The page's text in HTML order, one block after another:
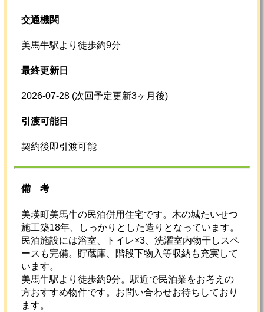
交通機関
美馬牛駅より徒歩約9分
最終更新日
2026-07-28 (次回予定更新3ヶ月後)
引渡可能日
契約後即引渡可能
備考
美瑛町美馬牛の民泊併用住宅です。木の城たいせつ
施工築18年、しっかりとした造りとなっています。
民泊施設には浴室、トイレ×3、洗濯室内物干しスペ
ースも完備。貯蔵庫、階段下物入等収納も充実して
います。
美馬牛駅より徒歩約9分。駅近で民泊業をお考えの
方おすすめ物件です。お問い合わせお待ちしており
ます。